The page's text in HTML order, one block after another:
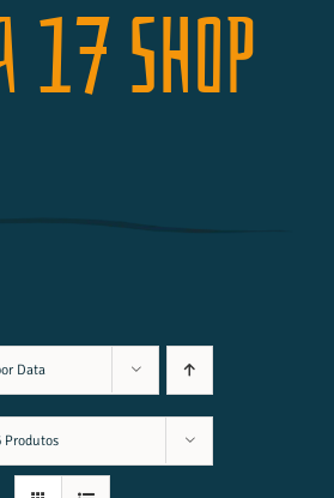
Shop
Data
Produtos